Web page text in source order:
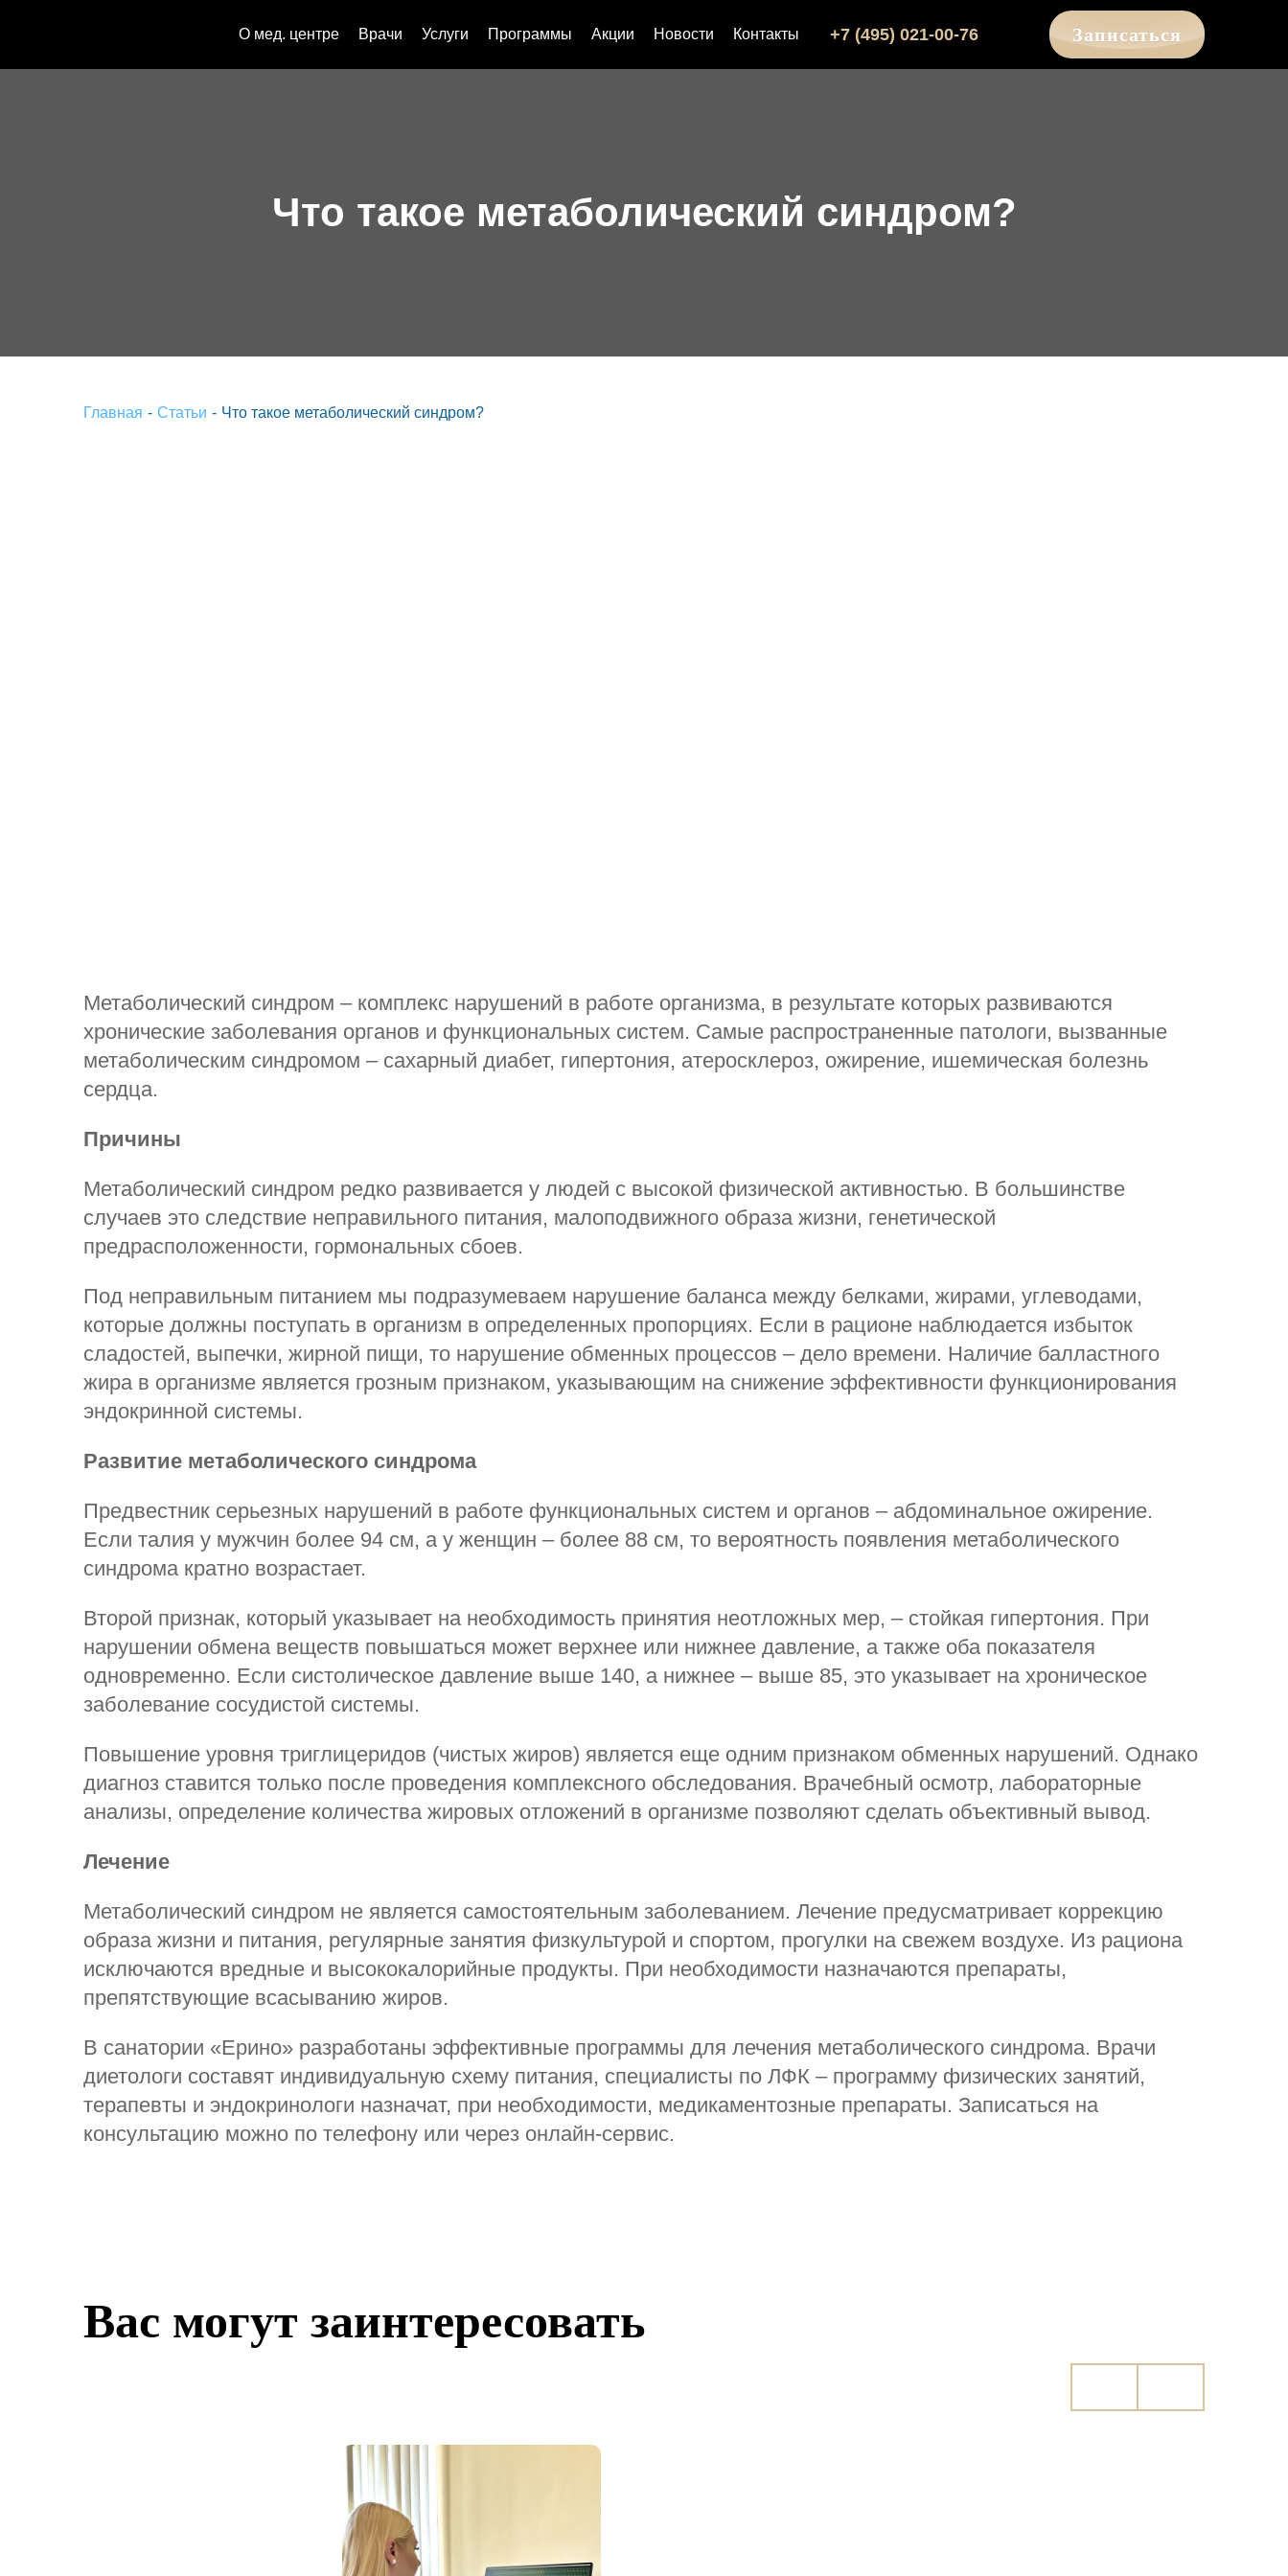
О мед. центре Врачи Услуги Программы Акции Новости Контакты +7 (495) 021-00-76 Записаться
Что такое метаболический синдром?
Главная - Статьи - Что такое метаболический синдром?
Метаболический синдром – комплекс нарушений в работе организма, в результате которых развиваются
хронические заболевания органов и функциональных систем. Самые распространенные патологи, вызванные
метаболическим синдромом – сахарный диабет, гипертония, атеросклероз, ожирение, ишемическая болезнь
сердца.
Причины
Метаболический синдром редко развивается у людей с высокой физической активностью. В большинстве
случаев это следствие неправильного питания, малоподвижного образа жизни, генетической
предрасположенности, гормональных сбоев.
Под неправильным питанием мы подразумеваем нарушение баланса между белками, жирами, углеводами,
которые должны поступать в организм в определенных пропорциях. Если в рационе наблюдается избыток
сладостей, выпечки, жирной пищи, то нарушение обменных процессов – дело времени. Наличие балластного
жира в организме является грозным признаком, указывающим на снижение эффективности функционирования
эндокринной системы.
Развитие метаболического синдрома
Предвестник серьезных нарушений в работе функциональных систем и органов – абдоминальное ожирение.
Если талия у мужчин более 94 см, а у женщин – более 88 см, то вероятность появления метаболического
синдрома кратно возрастает.
Второй признак, который указывает на необходимость принятия неотложных мер, – стойкая гипертония. При
нарушении обмена веществ повышаться может верхнее или нижнее давление, а также оба показателя
одновременно. Если систолическое давление выше 140, а нижнее – выше 85, это указывает на хроническое
заболевание сосудистой системы.
Повышение уровня триглицеридов (чистых жиров) является еще одним признаком обменных нарушений. Однако
диагноз ставится только после проведения комплексного обследования. Врачебный осмотр, лабораторные
анализы, определение количества жировых отложений в организме позволяют сделать объективный вывод.
Лечение
Метаболический синдром не является самостоятельным заболеванием. Лечение предусматривает коррекцию
образа жизни и питания, регулярные занятия физкультурой и спортом, прогулки на свежем воздухе. Из рациона
исключаются вредные и высококалорийные продукты. При необходимости назначаются препараты,
препятствующие всасыванию жиров.
В санатории «Ерино» разработаны эффективные программы для лечения метаболического синдрома. Врачи
диетологи составят индивидуальную схему питания, специалисты по ЛФК – программу физических занятий,
терапевты и эндокринологи назначат, при необходимости, медикаментозные препараты. Записаться на
консультацию можно по телефону или через онлайн-сервис.
Вас могут заинтересовать